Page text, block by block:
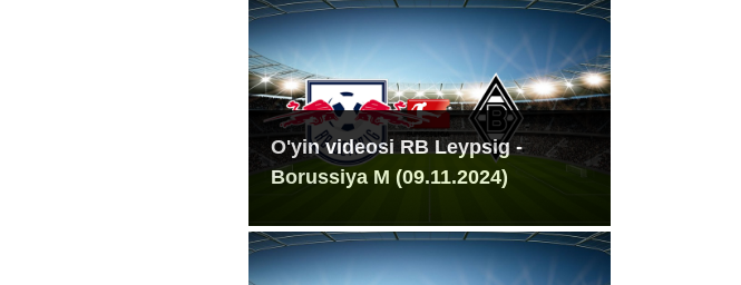
O'yin videosi RB Leypsig -
Borussiya M (09.11.2024)